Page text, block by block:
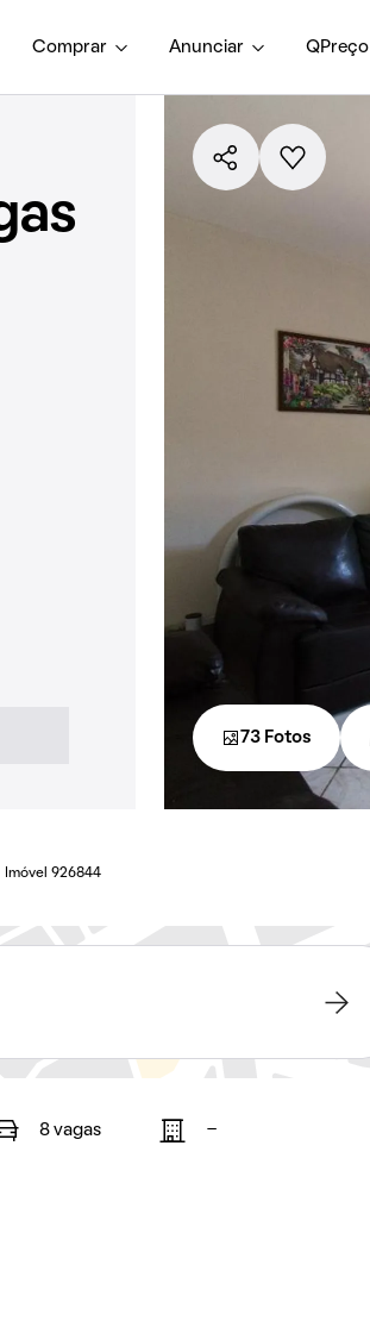
Comprar Anunciar QPreço
73 Fotos
Imóvel 926844
8 vagas -